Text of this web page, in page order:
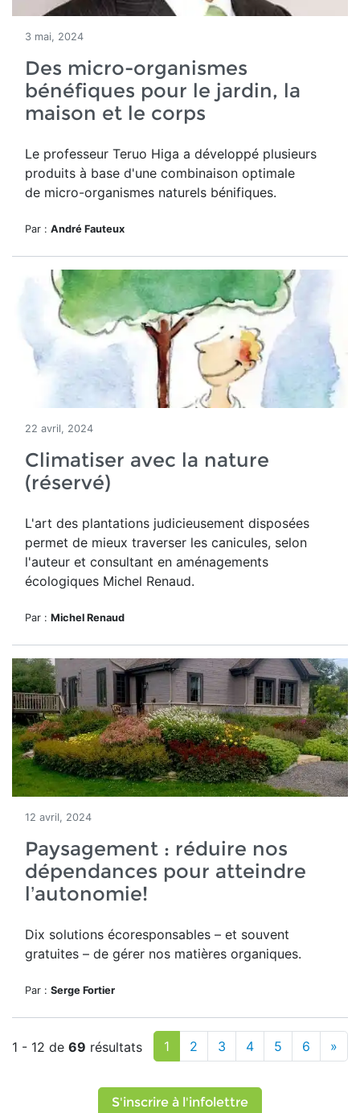
3 mai, 2024
Des micro-organismes
bénéfiques pour le jardin, la
maison et le corps
Le professeur Teruo Higa a développé plusieurs
produits à base d'une combinaison optimale
de micro-organismes naturels bénifiques.
Par : André Fauteux
22 avril, 2024
Climatiser avec la nature
(réservé)
L'art des plantations judicieusement disposées
permet de mieux traverser les canicules, selon
l'auteur et consultant en aménagements
écologiques Michel Renaud.
Par : Michel Renaud
12 avril, 2024
Paysagement : réduire nos
dépendances pour atteindre
l’autonomie!
Dix solutions écoresponsables – et souvent
gratuites – de gérer nos matières organiques.
Par : Serge Fortier
1 - 12 de 69 résultats 1 2 3 4 5 6 »
S'inscrire à l'infolettre